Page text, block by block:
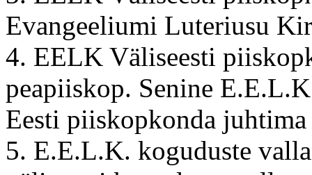
Evangeeliumi Luteriusu
4. EELK Väliseesti
peapiiskop. Senine
Eesti piiskopkonda
5. E.E.L.K. koguduste